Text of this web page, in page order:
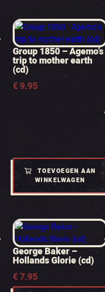
Group 1850 – Agemo’s
trip to mother earth
(cd)
€9.95
TOEVOEGEN AAN
WINKELWAGEN
George Baker –
Hollands Glorie (cd)
€7.95